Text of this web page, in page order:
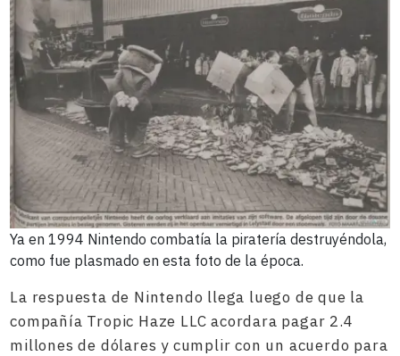
Ya en 1994 Nintendo combatía la piratería destruyéndola,
como fue plasmado en esta foto de la época.
La respuesta de Nintendo llega luego de que la
compañía Tropic Haze LLC acordara pagar 2.4
millones de dólares y cumplir con un acuerdo para